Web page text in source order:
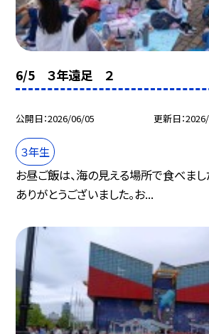
6/5 ３年遠足 ２
公開日 2026/06/05 更新日
３年生
お昼ご飯は、海の見える場所で食べま
ありがとうございました。お...